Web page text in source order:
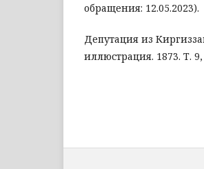
обращения: 12.05.2023).
Депутация из
иллюстрация. 1873. Т.